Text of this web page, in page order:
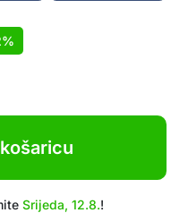
– samo ih
čišćenje
Srijeda, 12.8.!